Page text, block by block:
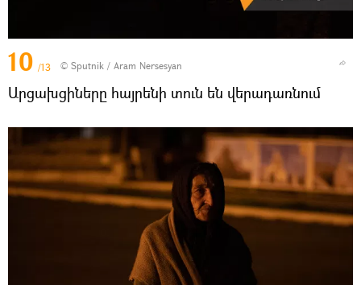
10 /13 © Sputnik / Aram Nersesyan
Արցախցիները հայրենի տուն են վերադառնում